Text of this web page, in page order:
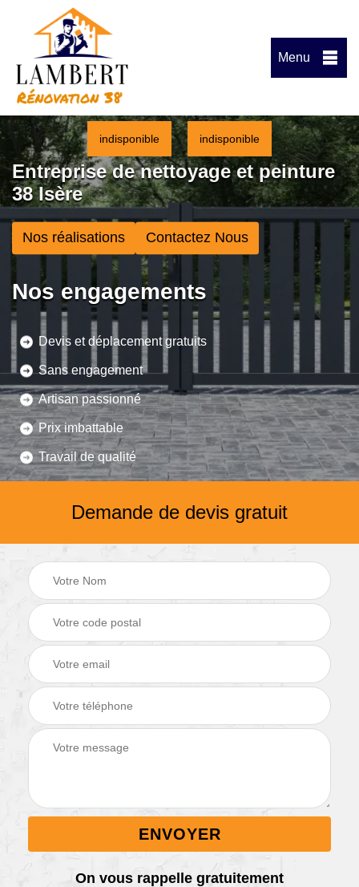
Menu
indisponible indisponible
Entreprise de nettoyage et peinture
38 Isère
Nos réalisations Contactez Nous
Nos engagements
Devis et déplacement gratuits
Sans engagement
Artisan passionné
Prix imbattable
Travail de qualité
Demande de devis gratuit
On vous rappelle gratuitement